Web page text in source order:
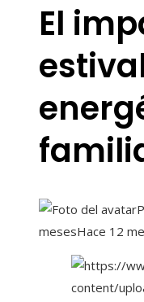
El
mesesHace 12